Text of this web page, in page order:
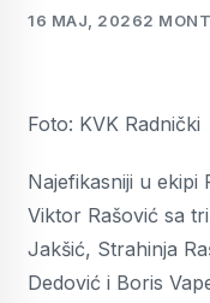
16 MAJ, 20262
Foto: KVK Radnički
Najefikasniji u ekipi
Viktor Rašović sa
Jakšić, Strahinja
Dedović i Boris